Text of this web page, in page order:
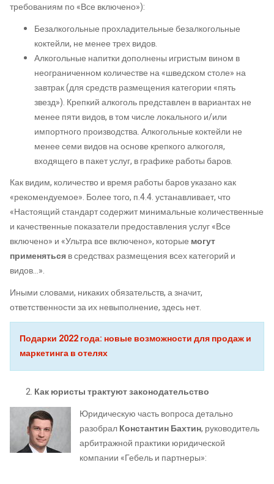
требованиям по «Все включено»):
Безалкогольные прохладительные безалкогольные
коктейли, не менее трех видов.
Алкогольные напитки дополнены игристым вином в
неограниченном количестве на «шведском столе» на
завтрак (для средств размещения категории «пять
звезд»). Крепкий алкоголь представлен в вариантах не
менее пяти видов, в том числе локального и/или
импортного производства. Алкогольные коктейли не
менее семи видов на основе крепкого алкоголя,
входящего в пакет услуг, в графике работы баров.
Как видим, количество и время работы баров указано как
«рекомендуемое». Более того, п.4.4. устанавливает, что
«Настоящий стандарт содержит минимальные количественные
и качественные показатели предоставления услуг «Все
включено» и «Ультра все включено», которые могут
применятьсяв средствах размещения всех категорий и
видов…».
Иными словами, никаких обязательств, а значит,
ответственности за их невыполнение, здесь нет.
Подарки 2022 года: новые возможности для продаж и
маркетинга в отелях
Как юристы трактуют законодательство
Юридическую часть вопроса детально
разобралКонстантин Бахтин, руководитель
арбитражной практики юридической
компании «Гебель и партнеры»: